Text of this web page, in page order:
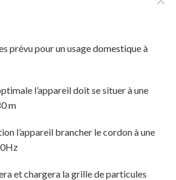
prévu pour un usage domestique à
l’appareil doit se situer à une
m
l’appareil brancher le cordon à une
et chargera la grille de particules